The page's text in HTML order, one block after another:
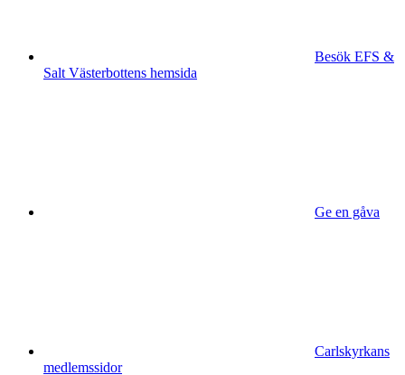
Besök EFS &
Salt Västerbottens hemsida
Ge en gåva
Carlskyrkans
medlemssidor